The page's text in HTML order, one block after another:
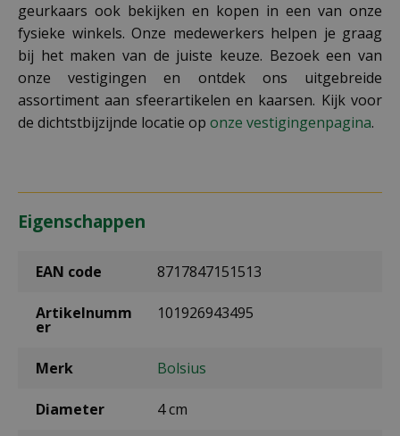
geurkaars ook bekijken en kopen in een van onze
fysieke winkels. Onze medewerkers helpen je graag
bij het maken van de juiste keuze. Bezoek een van
onze vestigingen en ontdek ons uitgebreide
assortiment aan sfeerartikelen en kaarsen. Kijk voor
de dichtstbijzijnde locatie op onze vestigingenpagina.
Eigenschappen
EAN code 8717847151513
Artikelnumm
er
101926943495
Merk Bolsius
Diameter 4 cm